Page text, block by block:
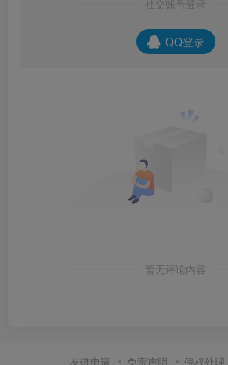
社交账号登录
QQ登录
暂无评论内容
友链申请 免责声明 侵权处理